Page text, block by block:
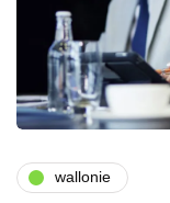
wallonie